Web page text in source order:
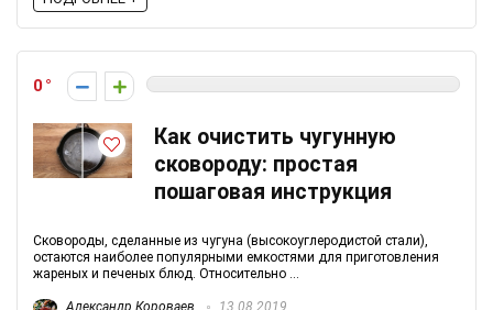
0
Как очистить чугунную
сковороду: простая
пошаговая инструкция
Сковороды, сделанные из чугуна (высокоуглеродистой стали),
остаются наиболее популярными емкостями для приготовления
жареных и печеных блюд. Относительно ...
Александр Короваев 13.08.2019